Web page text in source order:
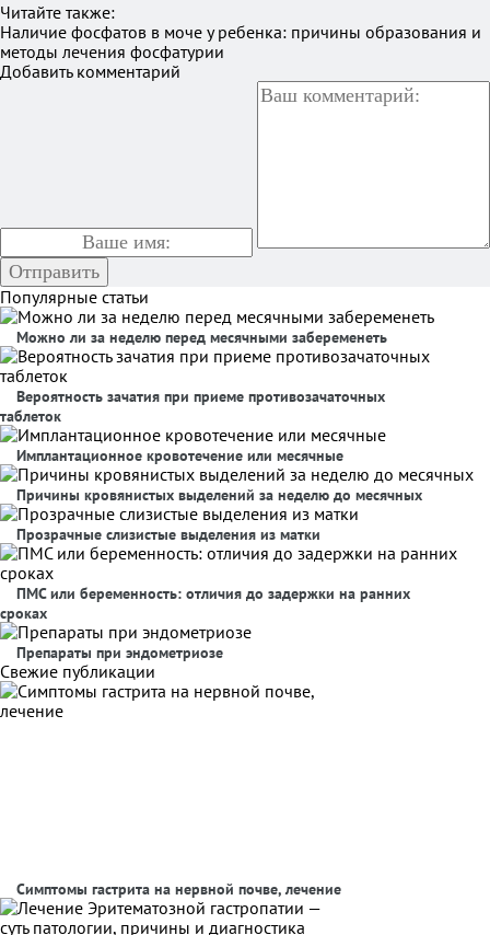
Читайте также:
Наличие фосфатов в моче у ребенка: причины образования и
методы лечения фосфатурии
Добавить комментарий
Популярные статьи
Можно ли за неделю перед месячными забеременеть
Вероятность зачатия при приеме противозачаточных
таблеток
Имплантационное кровотечение или месячные
Причины кровянистых выделений за неделю до месячных
Прозрачные слизистые выделения из матки
ПМС или беременность: отличия до задержки на ранних
сроках
Препараты при эндометриозе
Свежие публикации
Симптомы гастрита на нервной почве, лечение